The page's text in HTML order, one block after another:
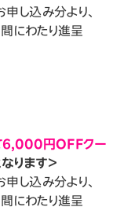
し込み分より、
にわたり進呈
6,000円OFFクー
ります＞
し込み分より、
にわたり進呈